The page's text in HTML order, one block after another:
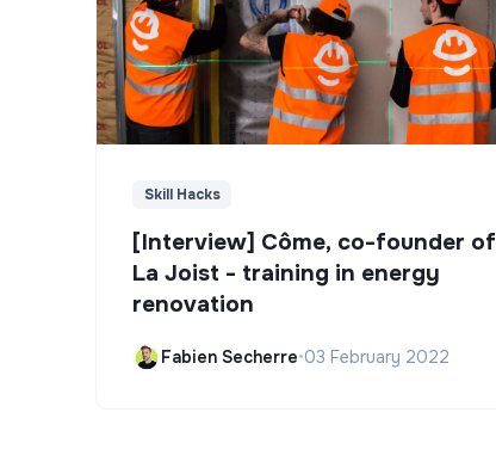
Skill Hacks
[Interview] Côme, co-founder of
La Joist - training in energy
renovation
Fabien Secherre•03 February 2022